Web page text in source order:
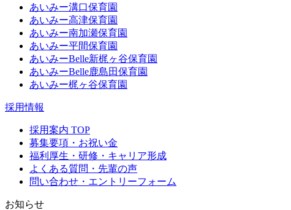
あいみー溝口保育園
あいみー高津保育園
あいみー南加瀬保育園
あいみー平間保育園
あいみーBelle新梶ヶ谷保育園
あいみーBelle鹿島田保育園
あいみー梶ヶ谷保育園
採用情報
採用案内 TOP
募集要項・お祝い金
福利厚生・研修・キャリア形成
よくある質問・先輩の声
問い合わせ・エントリーフォーム
お知らせ